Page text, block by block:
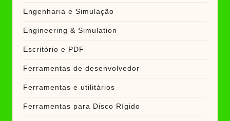
Engenharia e Simulação
Engineering & Simulation
Escritório e PDF
Ferramentas de desenvolvedor
Ferramentas e utilitários
Ferramentas para Disco Rígido